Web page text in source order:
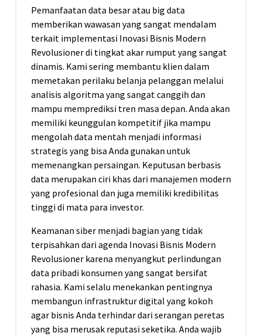
Pemanfaatan data besar atau big data
memberikan wawasan yang sangat mendalam
terkait implementasi Inovasi Bisnis Modern
Revolusioner di tingkat akar rumput yang sangat
dinamis. Kami sering membantu klien dalam
memetakan perilaku belanja pelanggan melalui
analisis algoritma yang sangat canggih dan
mampu memprediksi tren masa depan. Anda akan
memiliki keunggulan kompetitif jika mampu
mengolah data mentah menjadi informasi
strategis yang bisa Anda gunakan untuk
memenangkan persaingan. Keputusan berbasis
data merupakan ciri khas dari manajemen modern
yang profesional dan juga memiliki kredibilitas
tinggi di mata para investor.
Keamanan siber menjadi bagian yang tidak
terpisahkan dari agenda Inovasi Bisnis Modern
Revolusioner karena menyangkut perlindungan
data pribadi konsumen yang sangat bersifat
rahasia. Kami selalu menekankan pentingnya
membangun infrastruktur digital yang kokoh
agar bisnis Anda terhindar dari serangan peretas
yang bisa merusak reputasi seketika. Anda wajib